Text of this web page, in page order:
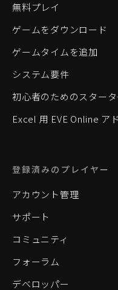
無料プレイ
ゲームをダウンロード
ゲームタイムを追加
システム要件
初心者のためのスター
Excel 用 EVE Online ア
登録済みのプレイヤー
アカウント管理
サポート
コミュニティ
フォーラム
デベロッパー